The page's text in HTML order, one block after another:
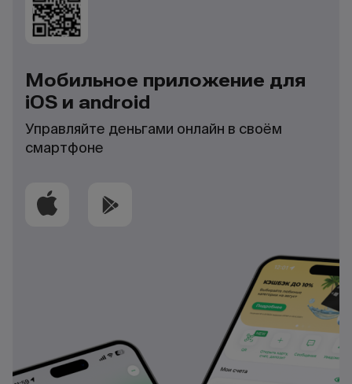
Мобильное приложение для
iOS и android
Управляйте деньгами онлайн в своём
смартфоне